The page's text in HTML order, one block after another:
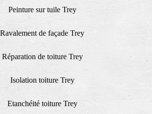
Peinture sur tuile Trey
Ravalement de façade Trey
Réparation de toiture Trey
Isolation toiture Trey
Etanchéité toiture Trey